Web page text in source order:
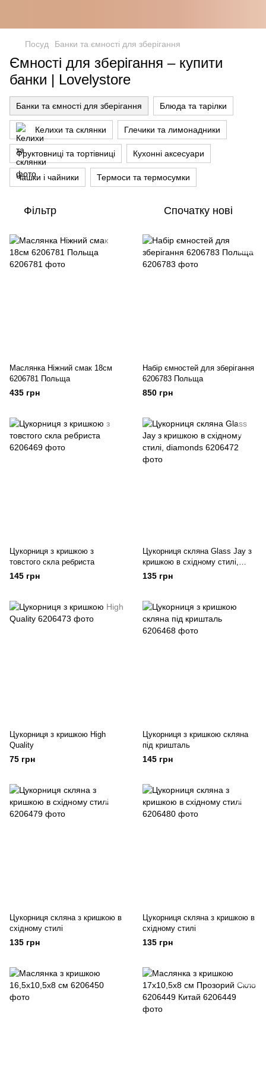
Посуд Банки та ємності для зберігання
Ємності для зберігання – купити
банки | Lovelystore
Банки та ємності для зберігання Блюда та тарілки
Келихи та склянки Глечики та лимонадники
Фруктовниці та тортівниці Кухонні аксесуари
Чашки і чайники Термоси та термосумки
Фільтр Спочатку нові
Маслянка Ніжний смак 18см
6206781 Польща
435 грн
Набір ємностей для зберігання
6206783 Польща
850 грн
Цукорниця з кришкою з
товстого скла ребриста
145 грн
Цукорниця скляна Glass Jay з
кришкою в східному стилі,
diamonds
135 грн
Цукорниця з кришкою High
Quality
75 грн
Цукорниця з кришкою скляна
під кришталь
145 грн
Цукорниця скляна з кришкою в
східному стилі
135 грн
Цукорниця скляна з кришкою в
східному стилі
135 грн